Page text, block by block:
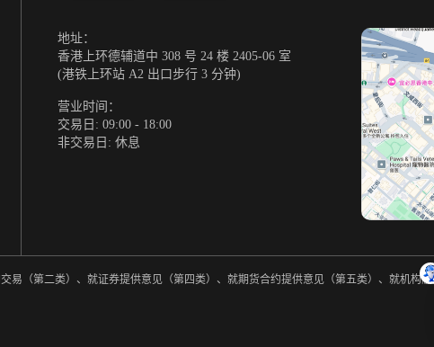
地址：
香港上环德辅道中 308 号 24 楼 2405-06 室
(港铁上环站 A2 出口步行 3 分钟)
营业时间：
交易日: 09:00 - 18:00
非交易日: 休息
（第二类）、就证券提供意见（第四类）、就期货合约提供意见（第五类）、就机构